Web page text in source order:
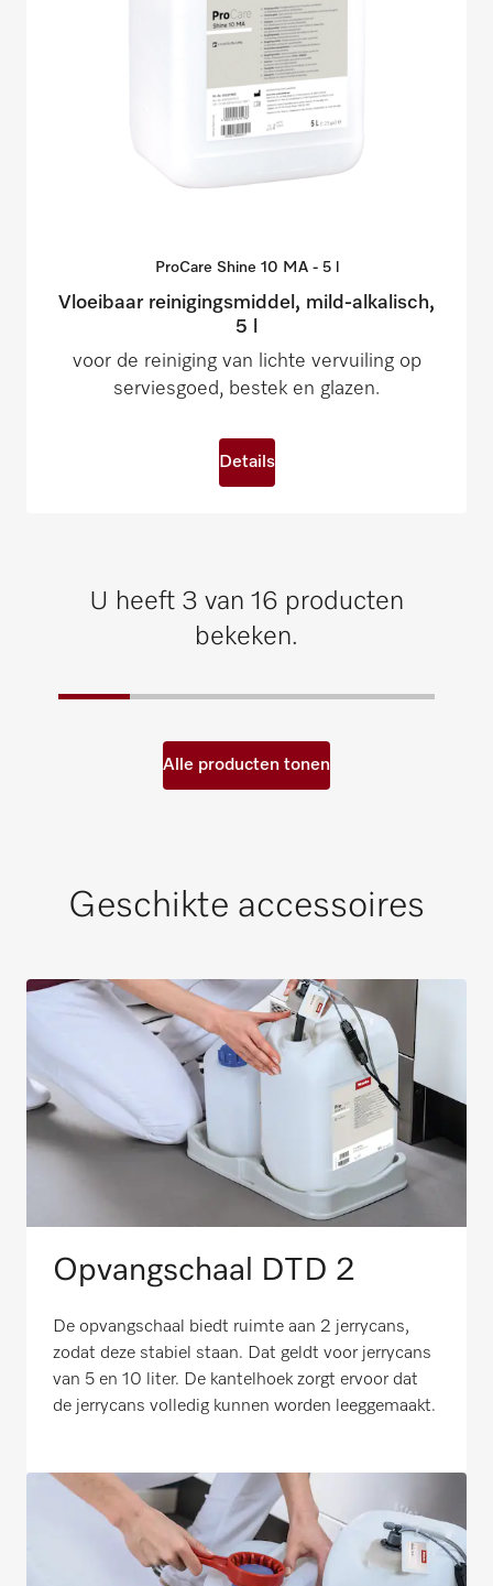
ProCare Shine 10 MA - 5
Vloeibaar reinigingsmiddel, mild-alkalisch,
5 l
voor de reiniging van lichte vervuiling op
serviesgoed, bestek en glazen.
Details
U heeft 3 van 16 producten
bekeken.
Alle producten tonen
Geschikte accessoires
Opvangschaal DTD 2
De opvangschaal biedt ruimte aan 2 jerrycans,
zodat deze stabiel staan. Dat geldt voor jerrycans
van 5 en 10 liter. De kantelhoek zorgt ervoor dat
de jerrycans volledig kunnen worden leeggemaakt.